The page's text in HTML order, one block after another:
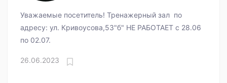
Уважаемые посетитель! Тренажерный зал по
адресу: ул. Кривоусова,53"б" НЕ РАБОТАЕТ с 28.06
по 02.07.
26.06.2023